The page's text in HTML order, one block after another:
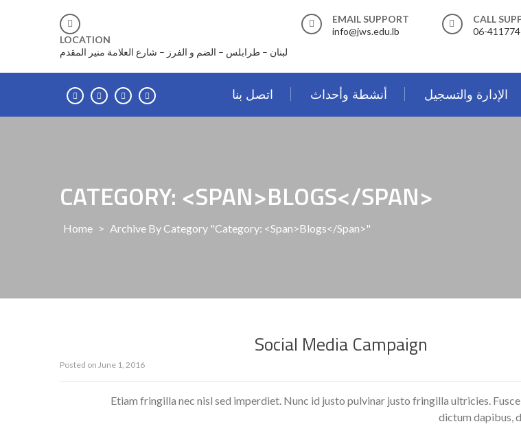
LOCATION
لبنان – طرابلس – الضم و الفرز – شارع العلامة منير المقدم
EMAIL SUPPORT
info@jws.edu.lb
CALL
06-411774
اتصل بنا أنشطة وأحداث الإدارة والتسجيل
CATEGORY: <SPAN>BLOGS</SPAN>
Home > Archive By Category "Category: <span>Blogs</span>"
Social Media Campaign
Posted on June 1, 2016
Etiam fringilla nec nisl sed imperdiet. Nunc id justo pulvinar justo fringilla ultricies.
dictum dapibus,